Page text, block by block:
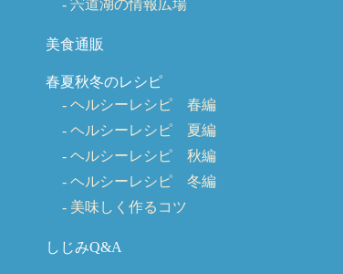
宍道湖の情報広場
美食通販
春夏秋冬のレシピ
ヘルシーレシピ 春編
ヘルシーレシピ 夏編
ヘルシーレシピ 秋編
ヘルシーレシピ 冬編
美味しく作るコツ
しじみQ&A